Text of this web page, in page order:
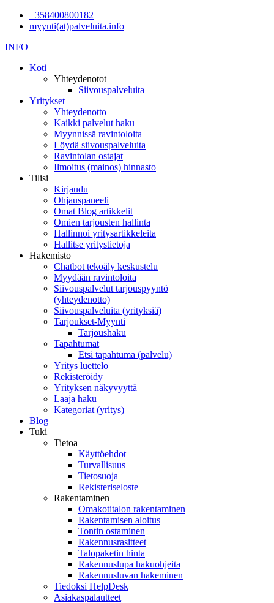
+358400800182
myynti(at)palveluita.info
INFO
Koti
Yhteydenotot
Siivouspalveluita
Yritykset
Yhteydenotto
Kaikki palvelut haku
Myynnissä ravintoloita
Löydä siivouspalveluita
Ravintolan ostajat
Ilmoitus (mainos) hinnasto
Tilisi
Kirjaudu
Ohjauspaneeli
Omat Blog artikkelit
Omien tarjousten hallinta
Hallinnoi yritysartikkeleita
Hallitse yritystietoja
Hakemisto
Chatbot tekoäly keskustelu
Myydään ravintoloita
Siivouspalvelut tarjouspyyntö
(yhteydenotto)
Siivouspalveluita (yrityksiä)
Tarjoukset-Myynti
Tarjoushaku
Tapahtumat
Etsi tapahtuma (palvelu)
Yritys luettelo
Rekisteröidy
Yrityksen näkyvyyttä
Laaja haku
Kategoriat (yritys)
Blog
Tuki
Tietoa
Käyttöehdot
Turvallisuus
Tietosuoja
Rekisteriseloste
Rakentaminen
Omakotitalon rakentaminen
Rakentamisen aloitus
Tontin ostaminen
Rakennusrasitteet
Talopaketin hinta
Rakennuslupa hakuohjeita
Rakennusluvan hakeminen
Tiedoksi HelpDesk
Asiakaspalautteet